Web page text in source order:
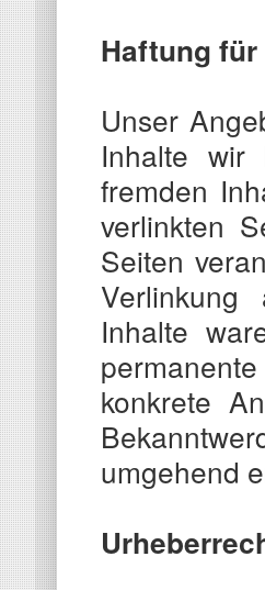
Haftung
Unser
Inhalte wir
fremden
verlinkten
Seiten
Verlinkung
Inhalte
konkrete
umgehend